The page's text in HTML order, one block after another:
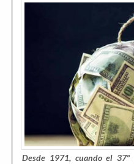
Desde 1971, cuando el 37º